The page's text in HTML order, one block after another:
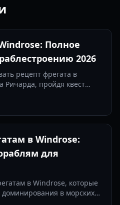
Полное
2026
рецепт фрегата в
Ричарда, пройдя квест
в Windrose:
для
в Windrose, которые
в морских